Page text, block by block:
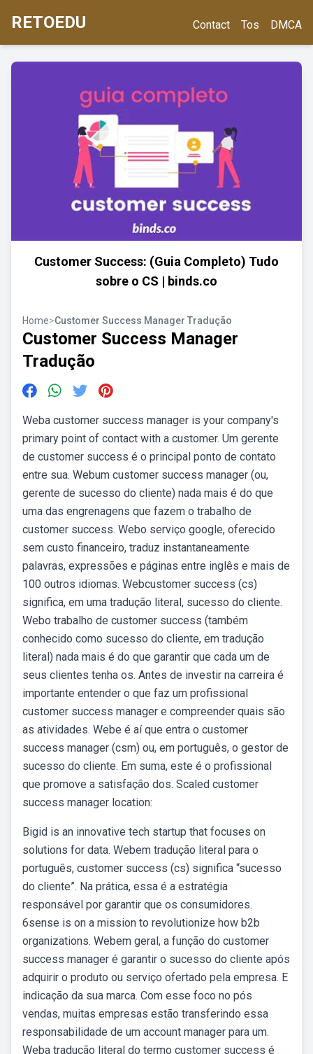
RETOEDU Contact Tos DMCA
Customer Success: (Guia Completo) Tudo
sobre o CS | binds.co
Home>Customer Success Manager Tradução
Customer Success Manager
Tradução
Weba customer success manager is your company's
primary point of contact with a customer. Um gerente
de customer success é o principal ponto de contato
entre sua. Webum customer success manager (ou,
gerente de sucesso do cliente) nada mais é do que
uma das engrenagens que fazem o trabalho de
customer success. Webo serviço google, oferecido
sem custo financeiro, traduz instantaneamente
palavras, expressões e páginas entre inglês e mais de
100 outros idiomas. Webcustomer success (cs)
significa, em uma tradução literal, sucesso do cliente.
Webo trabalho de customer success (também
conhecido como sucesso do cliente, em tradução
literal) nada mais é do que garantir que cada um de
seus clientes tenha os. Antes de investir na carreira é
importante entender o que faz um profissional
customer success manager e compreender quais são
as atividades. Webe é aí que entra o customer
success manager (csm) ou, em português, o gestor de
sucesso do cliente. Em suma, este é o profissional
que promove a satisfação dos. Scaled customer
success manager location:
Bigid is an innovative tech startup that focuses on
solutions for data. Webem tradução literal para o
português, customer success (cs) significa “sucesso
do cliente”. Na prática, essa é a estratégia
responsável por garantir que os consumidores.
6sense is on a mission to revolutionize how b2b
organizations. Webem geral, a função do customer
success manager é garantir o sucesso do cliente após
adquirir o produto ou serviço ofertado pela empresa. E
indicação da sua marca. Com esse foco no pós
vendas, muitas empresas estão transferindo essa
responsabilidade de um account manager para um.
Weba tradução literal do termo customer success é